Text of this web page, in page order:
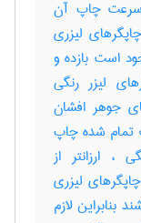
سرعت چاپ آن
لیزری
است بازده و
لیزر رنگی
جوهر افشان
تمام شده چاپ
ارزانتر از
لیزری
لازم